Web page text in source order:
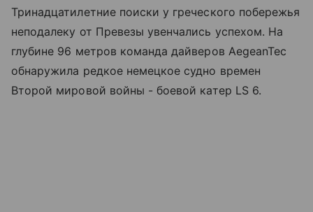
Тринадцатилетние поиски у греческого побережья
неподалеку от Превезы увенчались успехом. На
глубине 96 метров команда дайверов AegeanTec
обнаружила редкое немецкое судно времен
Второй мировой войны - боевой катер LS 6.